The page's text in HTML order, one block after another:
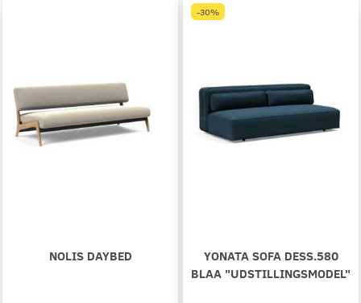
NOLIS DAYBED
-30%
YONATA SOFA DESS.580
BLAA "UDSTILLINGSMODEL"